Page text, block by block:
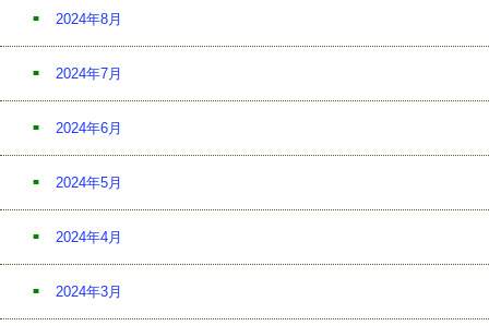
2024年8月
2024年7月
2024年6月
2024年5月
2024年4月
2024年3月